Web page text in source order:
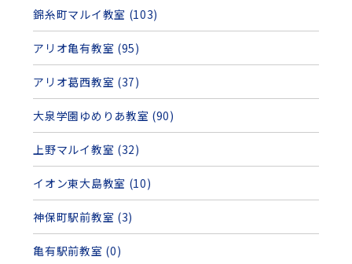
錦糸町マルイ教室 (103)
アリオ亀有教室 (95)
アリオ葛西教室 (37)
大泉学園ゆめりあ教室 (90)
上野マルイ教室 (32)
イオン東大島教室 (10)
神保町駅前教室 (3)
亀有駅前教室 (0)